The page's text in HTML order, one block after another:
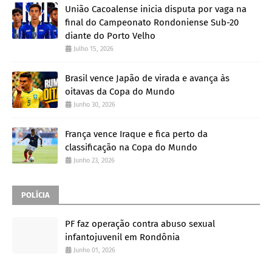
União Cacoalense inicia disputa por vaga na
final do Campeonato Rondoniense Sub-20
diante do Porto Velho
Julho 15, 2026
Brasil vence Japão de virada e avança às
oitavas da Copa do Mundo
Junho 30, 2026
França vence Iraque e fica perto da
classificação na Copa do Mundo
Junho 23, 2026
POLÍCIA
PF faz operação contra abuso sexual
infantojuvenil em Rondônia
Junho 01, 2026